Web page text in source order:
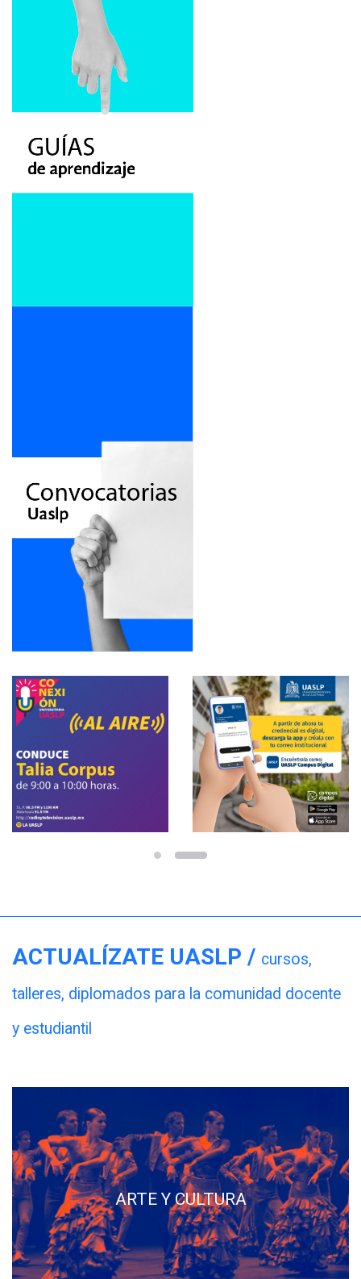
ACTUALÍZATE UASLP / cursos,
talleres, diplomados para la comunidad docente
y estudiantil
ARTE Y CULTURA